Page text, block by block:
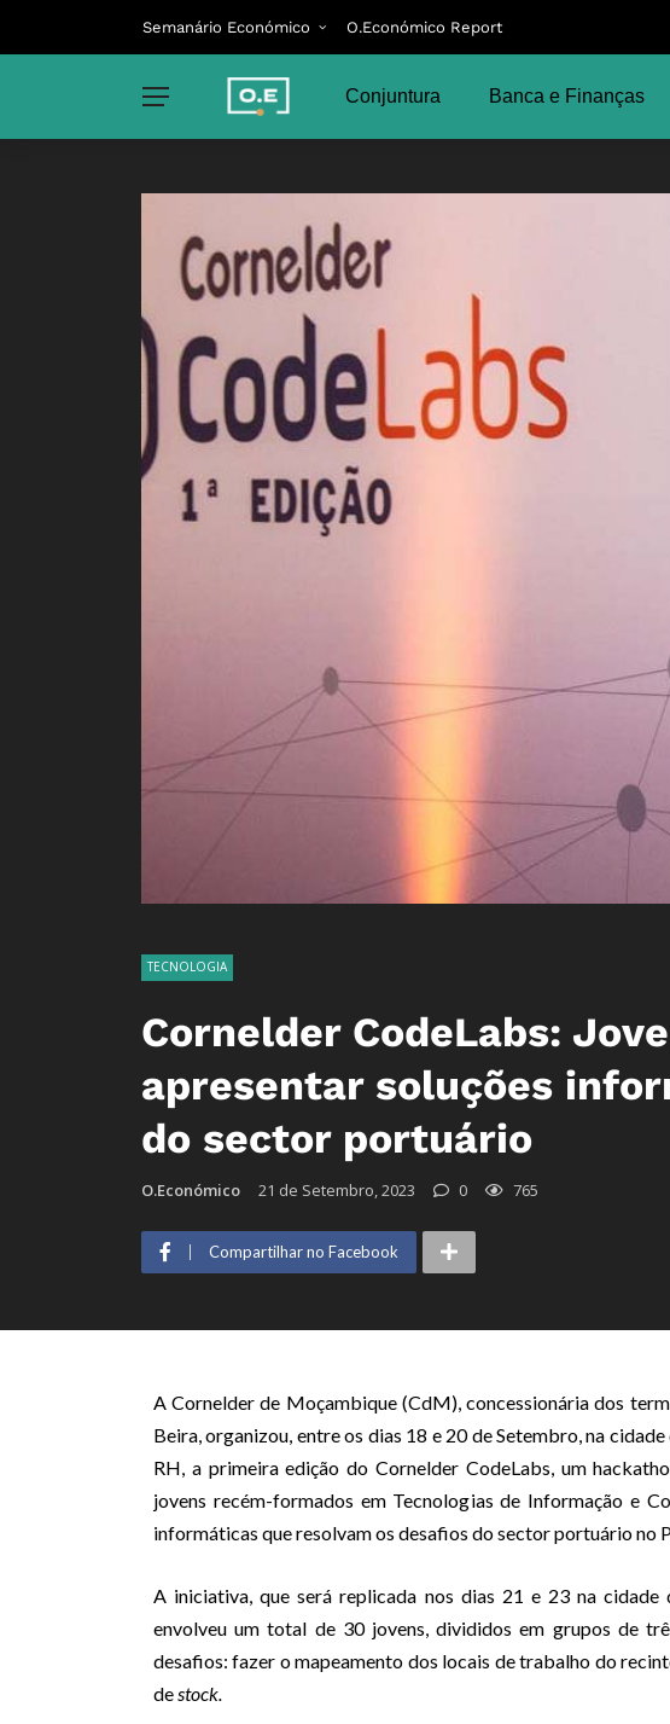
Semanário Económico O.Económico Report
Conjuntura Banca e Finanças
TECNOLOGIA
Cornelder CodeLabs:
apresentar soluções
do sector portuário
O.Económico 21 de Setembro, 2023 0 765
Compartilhar no Facebook
A Cornelder de Moçambique (CdM), concessionária dos
Beira, organizou, entre os dias 18 e 20 de Setembro, na
RH, a primeira edição do Cornelder CodeLabs, um
jovens recém-formados em Tecnologias de Informação e
informáticas que resolvam os desafios do sector portuário no
A iniciativa, que será replicada nos dias 21 e 23 na
envolveu um total de 30 jovens, divididos em grupos de
desafios: fazer o mapeamento dos locais de trabalho do
destock.